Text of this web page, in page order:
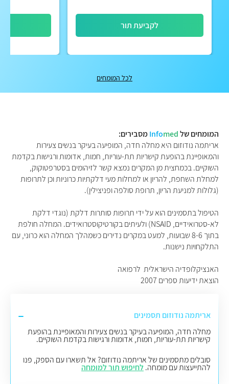
לקביעת תור
לכל המומחים
המומחים של Infomed
מסבירים:
אריתמה נודוזום היא מחלה חדה, המופיעה בעיקר בנשים צעירות
והמאופיינת בהופעת קישריות תת-עוריות, חמות, אדומות ורגישות בקדמת
השוקיים. בכמחצית מן המקרים נמצא קשר לזיהומים בסטרפטוקוק,
למחלת השחפת, להריון או למחלות מעי דלקתיות כרוניות וכן לתרופות
(גלולות למניעת הריון, תרופת סולפה ופניצילין).
הטיפול בתסמינים הוא על ידי תרופות סותרות דלקת (נוגדי דלקת
לא-סטרואידיים, NSAID) ולעיתים בקורטיקוסטרואידים. המחלה חולפת
בתוך 8-6 שבועות, למעט במקרים נדירים כשמהלך המחלה הוא כרוני, עם
התלקחויות נישנות.
האנציקלופדיה הישראלית לרפואה
הוצאת ידיעות ספרים 2007
אריתמה נודוזום תסמינים
מחלה חדה, המופיעה בעיקר בנשים צעירות והמאופיינת בהופעת
קישריות תת-עוריות, חמות, אדומות ורגישות בקדמת השוקיים.
סובלים מתסמינים של אריתמה נודוזום? אל תשארו עם הספק, פנו
להתייעצות עם מומחה.לחיפוש תור למומחה